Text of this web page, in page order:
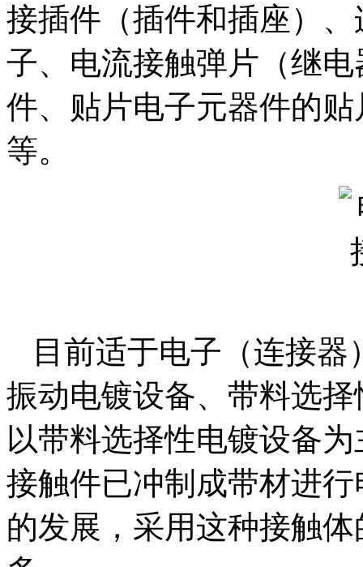
接插件（插件和插座）
子、电流接触弹片（继
件、贴片电子元器件的
等。
目前适于电子（连接
振动电镀设备、带料选
以带料选择性电镀设备
接触件已冲制成带材进
的发展，采用这种接触